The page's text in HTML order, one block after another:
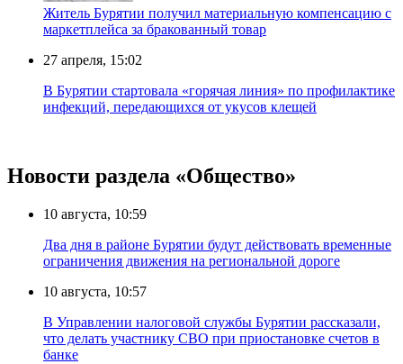
Житель Бурятии получил материальную компенсацию с
маркетплейса за бракованный товар
27 апреля, 15:02
В Бурятии стартовала «горячая линия» по профилактике
инфекций, передающихся от укусов клещей
Новости раздела «Общество»
10 августа, 10:59
Два дня в районе Бурятии будут действовать временные
ограничения движения на региональной дороге
10 августа, 10:57
В Управлении налоговой службы Бурятии рассказали,
что делать участнику СВО при приостановке счетов в
банке